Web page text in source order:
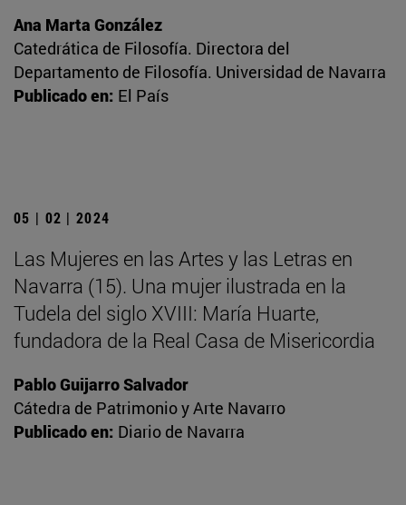
Ana Marta González
Catedrática de Filosofía. Directora del
Departamento de Filosofía. Universidad de Navarra
Publicado en: El País
05 | 02 | 2024
Las Mujeres en las Artes y las Letras en
Navarra (15). Una mujer ilustrada en la
Tudela del siglo XVIII: María Huarte,
fundadora de la Real Casa de Misericordia
Pablo Guijarro Salvador
Cátedra de Patrimonio y Arte Navarro
Publicado en: Diario de Navarra